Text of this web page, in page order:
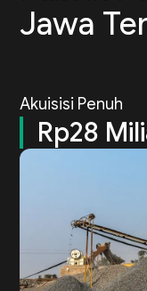
Jawa
Akuisisi Penuh
Rp28